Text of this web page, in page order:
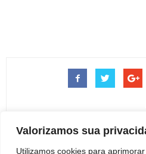
Valorizamos sua
Utilizamos cookies para